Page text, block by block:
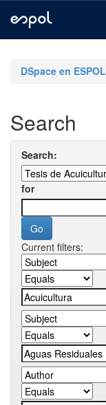
navigationDSpace en ESPOL
Search
Search:
for
Current filters: